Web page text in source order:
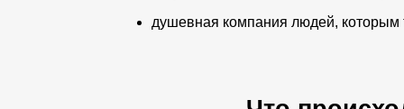
душевная компания людей, которым